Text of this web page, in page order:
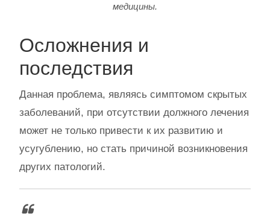
медицины.
Осложнения и
последствия
Данная проблема, являясь симптомом скрытых
заболеваний, при отсутствии должного лечения
может не только привести к их развитию и
усугублению, но стать причиной возникновения
других патологий.